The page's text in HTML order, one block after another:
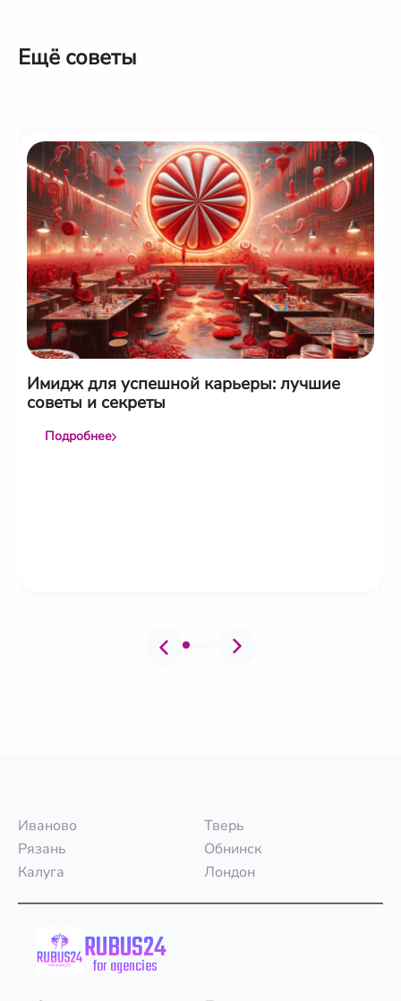
Ещё советы
Имидж для успешной карьеры: лучшие
советы и секреты
Подробнее
Иваново
Тверь
Рязань
Обнинск
Калуга
Лондон
RUBUS24
for agencies